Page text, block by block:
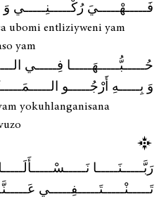
فَـــــهْـــــيَ رُكْـــــنِـــــي
ubomi entliziyweni yam
yam
حُـــــبُّـــــهَـــــا فِـــــي
وَ بِـــــهِ أَرْجُـــــو
yokuhlanganisana
رَبَّـــــنَـــــا
تَـــــنْـــــتَـــــفِـــــي